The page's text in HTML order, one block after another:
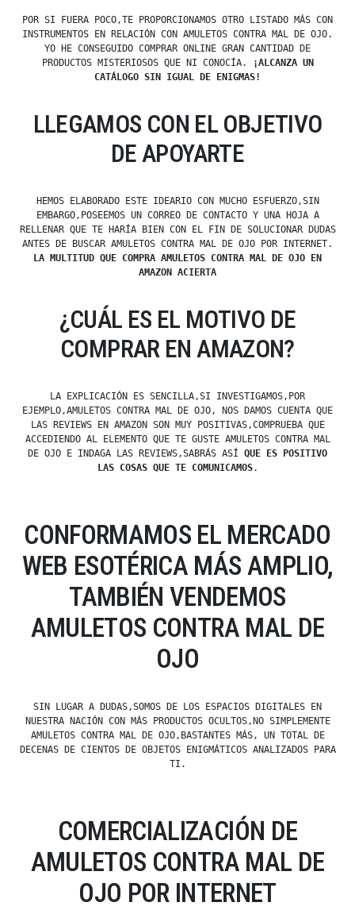
POR SI FUERA POCO,TE PROPORCIONAMOS OTRO LISTADO MÁS CON
INSTRUMENTOS EN RELACIÓN CON AMULETOS CONTRA MAL DE OJO.
YO HE CONSEGUIDO COMPRAR ONLINE GRAN CANTIDAD DE
PRODUCTOS MISTERIOSOS QUE NI CONOCÍA.
¡ALCANZA UN
CATÁLOGO SIN IGUAL DE ENIGMAS!
LLEGAMOS CON EL OBJETIVO
DE APOYARTE
HEMOS ELABORADO ESTE IDEARIO CON MUCHO ESFUERZO,SIN
EMBARGO,POSEEMOS UN CORREO DE CONTACTO Y UNA HOJA A
RELLENAR QUE TE HARÍA BIEN CON EL FIN DE SOLUCIONAR DUDAS
ANTES DE BUSCAR AMULETOS CONTRA MAL DE OJO POR INTERNET.
LA MULTITUD QUE COMPRA AMULETOS CONTRA MAL DE OJO EN
AMAZON ACIERTA
¿CUÁL ES EL MOTIVO DE
COMPRAR EN AMAZON?
LA EXPLICACIÓN ES SENCILLA,SI INVESTIGAMOS,POR
EJEMPLO,AMULETOS CONTRA MAL DE OJO, NOS DAMOS CUENTA QUE
LAS REVIEWS EN AMAZON SON MUY POSITIVAS,COMPRUEBA QUE
ACCEDIENDO AL ELEMENTO QUE TE GUSTE AMULETOS CONTRA MAL
DE OJO E INDAGA LAS REVIEWS,SABRÁS ASÍ QUE ES POSITIVO
LAS COSAS QUE TE COMUNICAMOS.
CONFORMAMOS EL MERCADO
WEB ESOTÉRICA MÁS AMPLIO,
TAMBIÉN VENDEMOS
AMULETOS CONTRA MAL DE
OJO
SIN LUGAR A DUDAS,SOMOS DE LOS ESPACIOS DIGITALES EN
NUESTRA NACIÓN CON MÁS PRODUCTOS OCULTOS,NO SIMPLEMENTE
AMULETOS CONTRA MAL DE OJO,BASTANTES MÁS, UN TOTAL DE
DECENAS DE CIENTOS DE OBJETOS ENIGMÁTICOS ANALIZADOS PARA
TI.
COMERCIALIZACIÓN DE
AMULETOS CONTRA MAL DE
OJO POR INTERNET